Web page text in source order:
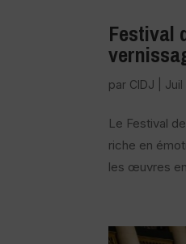
Festival
par CIDJ Juil
Le Festival
riche en
les œuvres